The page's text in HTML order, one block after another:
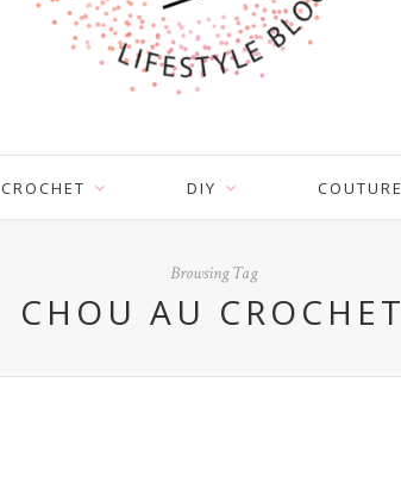
CROCHET DIY COUTURE
Browsing Tag
CHOU AU CROCHET